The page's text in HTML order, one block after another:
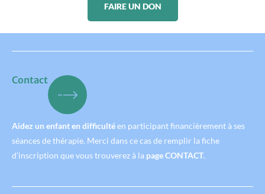
FAIRE UN DON
Contact
Aidez un enfant en difficultéen participant financièrement à ses
séances de thérapie. Merci dans ce cas de remplir la fiche
d’inscription que vous trouverez à la page CONTACT.